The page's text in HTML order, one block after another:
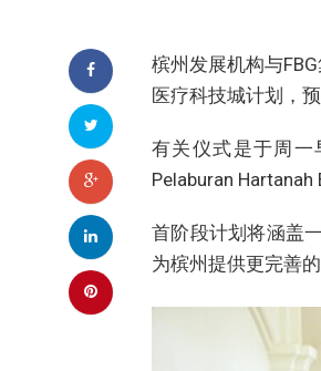
槟州发展机构与
医疗科技城计划，
有关仪式是于周
Pelaburan Hartanah
首阶段计划将涵盖
为槟州提供更完善的